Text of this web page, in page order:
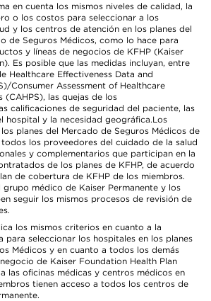
en cuenta los mismos niveles de calidad, la
o los costos para seleccionar a los
y los centros de atención en los planes del
de Seguros Médicos, como lo hace para
y líneas de negocios de KFHP (Kaiser
Es posible que las medidas incluyan, entre
Healthcare Effectiveness Data and
Consumer Assessment of Healthcare
(CAHPS), las quejas de los
calificaciones de seguridad del paciente, las
hospital y la necesidad geográfica.Los
planes del Mercado de Seguros Médicos de
todos los proveedores del cuidado de la salud
y complementarios que participan en la
de los planes de KFHP, de acuerdo
de cobertura de KFHP de los miembros.
médico de Kaiser Permanente y los
seguir los mismos procesos de revisión de
los mismos criterios en cuanto a la
para seleccionar los hospitales en los planes
Médicos y en cuanto a todos los demás
de Kaiser Foundation Health Plan
las oficinas médicas y centros médicos en
tienen acceso a todos los centros de